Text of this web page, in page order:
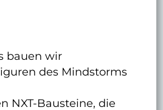
bauen wir
des Mindstorms
NXT-Bausteine, die